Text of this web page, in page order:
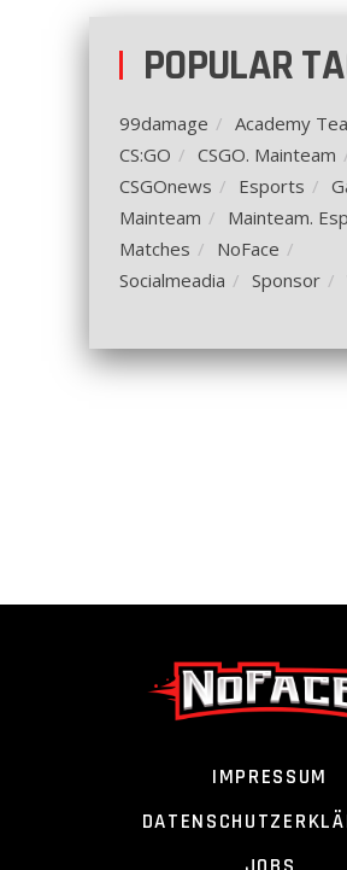
POPULAR
99damage
Academy
CS:GO
CSGO. Mainteam
CSGOnews
Esports
Mainteam
Mainteam.
Matches
NoFace
Socialmeadia
Sponsor
IMPRESSUM